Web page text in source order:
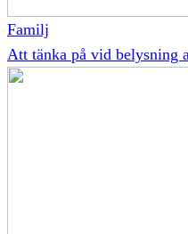
Familj
Att tänka på vid belysning